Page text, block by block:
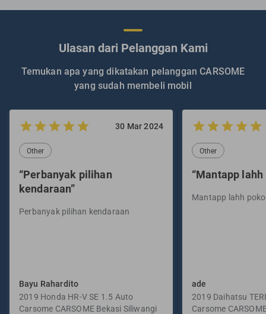
Ulasan dari Pelanggan Kami
Temukan apa yang dikatakan pelanggan CARSOME
yang sudah membeli mobil
30 Mar 2024
Other
“Perbanyak pilihan
kendaraan”
Perbanyak pilihan kendaraan
Bayu Rahardito
2019 Honda HR-V SE 1.5 Auto
Carsome CARSOME Bekasi Siliwangi
Other
“Mantapp lahh
Mantapp lahh
ade
2019 Daihatsu
Manual
Carsome